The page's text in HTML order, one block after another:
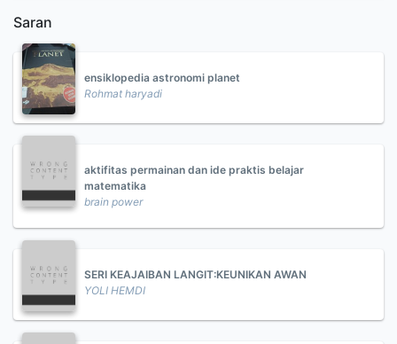
Saran
ensiklopedia astronomi planet
Rohmat haryadi
aktifitas permainan dan ide praktis belajar
matematika
brain power
SERI KEAJAIBAN LANGIT:KEUNIKAN AWAN
YOLI HEMDI